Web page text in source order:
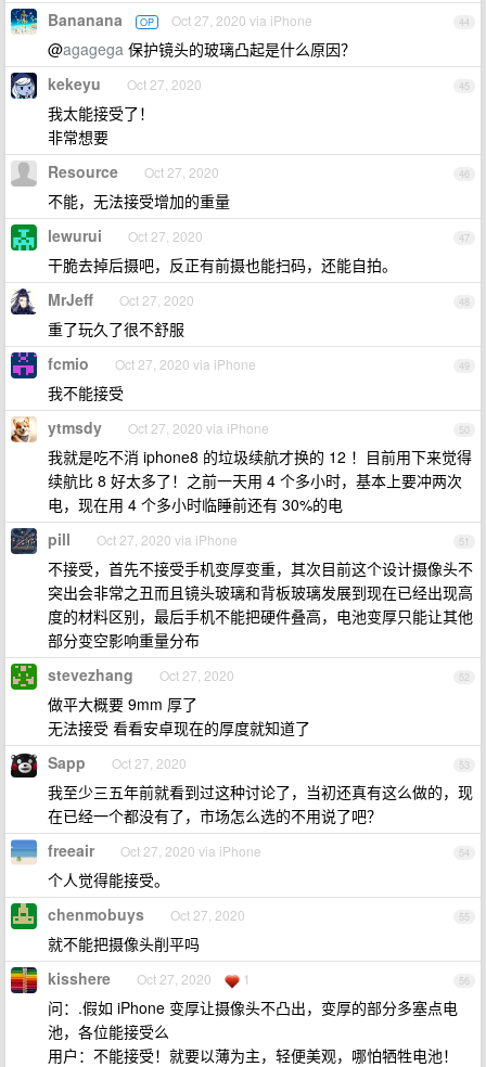
44
Bananana OP Oct 27, 2020 via iPhone
@agagega 保护镜头的玻璃凸起是什么原因？
45
kekeyu Oct 27, 2020
我太能接受了！
非常想要
46
Resource Oct 27, 2020
不能，无法接受增加的重量
47
lewurui Oct 27, 2020
干脆去掉后摄吧，反正有前摄也能扫码，还能自拍。
48
MrJeff Oct 27, 2020
重了玩久了很不舒服
49
fcmio Oct 27, 2020 via iPhone
我不能接受
50
ytmsdy Oct 27, 2020 via iPhone
我就是吃不消 iphone8 的垃圾续航才换的 12 ！目前用下来觉得
续航比 8 好太多了！之前一天用 4 个多小时，基本上要冲两次
电，现在用 4 个多小时临睡前还有 30%的电
51
pill Oct 27, 2020 via iPhone
不接受，首先不接受手机变厚变重，其次目前这个设计摄像头不
突出会非常之丑而且镜头玻璃和背板玻璃发展到现在已经出现高
度的材料区别，最后手机不能把硬件叠高，电池变厚只能让其他
部分变空影响重量分布
52
stevezhang Oct 27, 2020
做平大概要 9mm 厚了
无法接受 看看安卓现在的厚度就知道了
53
Sapp Oct 27, 2020
我至少三五年前就看到过这种讨论了，当初还真有这么做的，现
在已经一个都没有了，市场怎么选的不用说了吧？
54
freeair Oct 27, 2020 via iPhone
个人觉得能接受。
55
chenmobuys Oct 27, 2020
就不能把摄像头削平吗
56
kisshere Oct 27, 2020 1
问：.假如 iPhone 变厚让摄像头不凸出，变厚的部分多塞点电
池，各位能接受么
用户：不能接受！就要以薄为主，轻便美观，哪怕牺牲电池！